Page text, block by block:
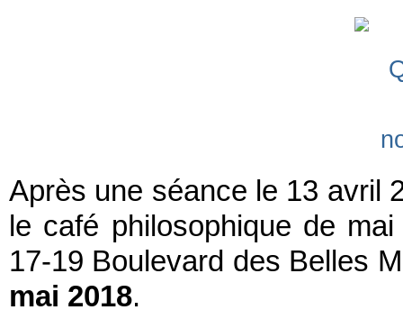
Après une séance le 13 avril
le café philosophique de
17-19 Boulevard des Belles
mai 2018.